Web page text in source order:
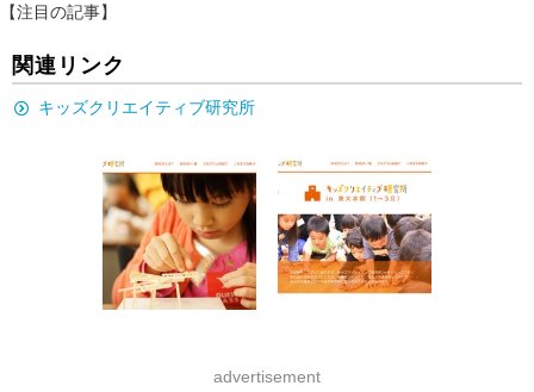
【注目の記事】
関連リンク
キッズクリエイティブ研究所
advertisement